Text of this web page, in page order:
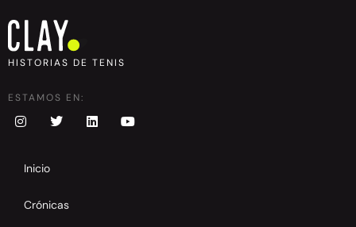
HISTORIAS DE TENIS
ESTAMOS EN:
Inicio
Crónicas